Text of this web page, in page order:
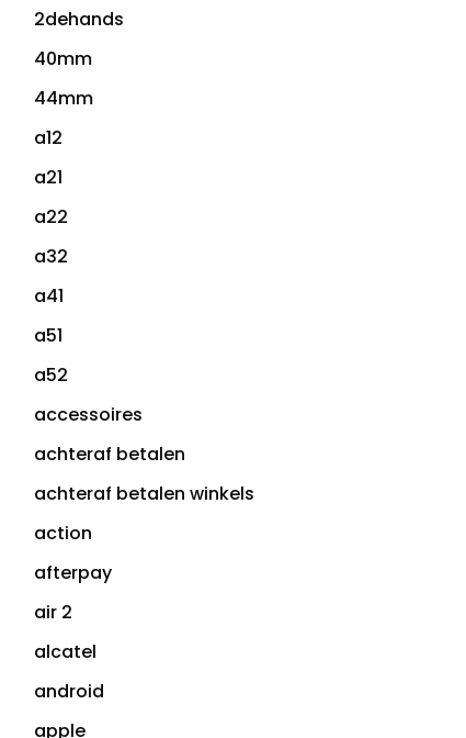
2dehands
40mm
44mm
a12
a21
a22
a32
a41
a51
a52
accessoires
achteraf betalen
achteraf betalen winkels
action
afterpay
air 2
alcatel
android
apple